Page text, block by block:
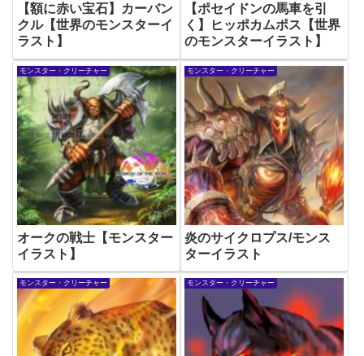
【額に赤い宝石】カーバン
クル【世界のモンスターイ
ラスト】
【ポセイドンの馬車を引
く】ヒッポカムポス【世界
のモンスターイラスト】
モンスター・クリーチャー
オークの戦士【モンスター
イラスト】
モンスター・クリーチャー
炎のサイクロプス/モンス
ターイラスト
モンスター・クリーチャー モンスター・クリーチャー